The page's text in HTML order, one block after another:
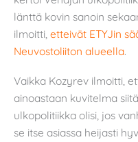
länttä kovin sanoin
ilmoitti, etteivät ETYJin
Neuvostoliiton alueella.
Vaikka Kozyrev ilmoitti,
ainoastaan kuvitelma
ulkopolitiikka olisi, jos
se itse asiassa heijasti